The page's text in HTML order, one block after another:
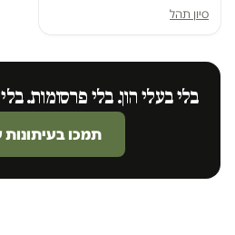
סיון תהל
בלי בעלי הון. בלי פרסומות.
תמכו